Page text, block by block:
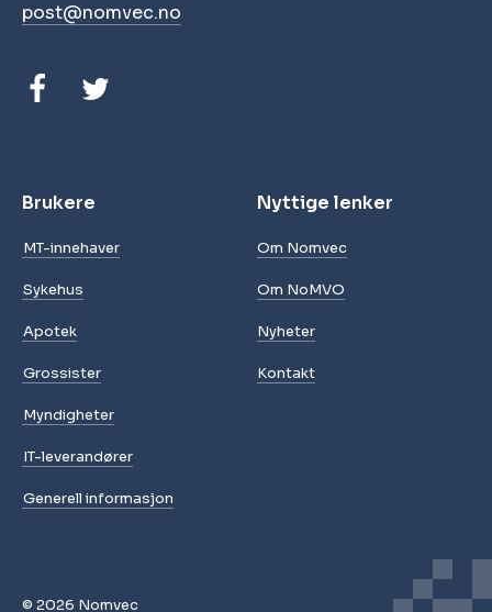
post@nomvec.no
Brukere
MT-innehaver
Sykehus
Apotek
Grossister
Myndigheter
IT-leverandører
Generell informasjon
Nyttige lenker
Om Nomvec
Om NoMVO
Nyheter
Kontakt
© 2026 Nomvec